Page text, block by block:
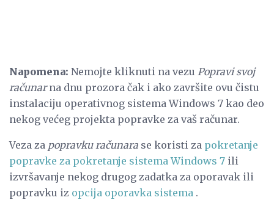
Napomena: Nemojte kliknuti na vezu Popravi svoj
računarna dnu prozora čak i ako završite ovu čistu
instalaciju operativnog sistema Windows 7 kao deo
nekog većeg projekta popravke za vaš računar.
Veza za popravku računara se koristi za pokretanje
popravke za pokretanje sistema Windows 7 ili
izvršavanje nekog drugog zadatka za oporavak ili
popravku iz opcija oporavka sistema .